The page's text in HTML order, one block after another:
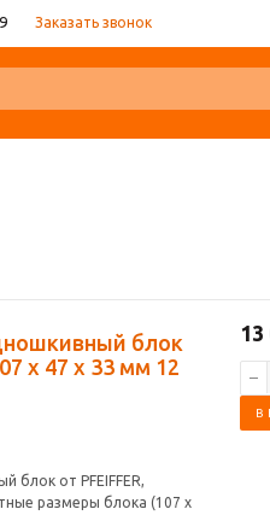
Заказать звонок
блок
x 47 x 33 мм 12
блок от PFEIFFER,
размеры блока (107 x
13
В